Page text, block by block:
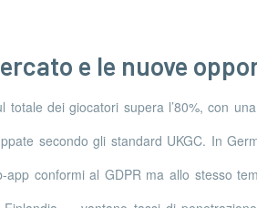
e le nuove
totale dei giocatori supera l’80%, con
secondo gli standard UKGC. In
conformi al GDPR ma allo stesso